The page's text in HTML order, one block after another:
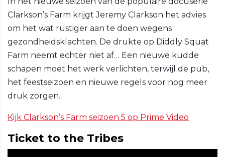
Clarkson’s Farm krijgt Jeremy Clarkson het advies
om het wat rustiger aan te doen wegens
gezondheidsklachten. De drukte op Diddly Squat
Farm neemt echter niet af… Een nieuwe kudde
schapen moet het werk verlichten, terwijl de pub,
het feestseizoen en nieuwe regels voor nog meer
druk zorgen.
Kijk Clarkson’s Farm seizoen 5 op Prime Video
Ticket to the Tribes